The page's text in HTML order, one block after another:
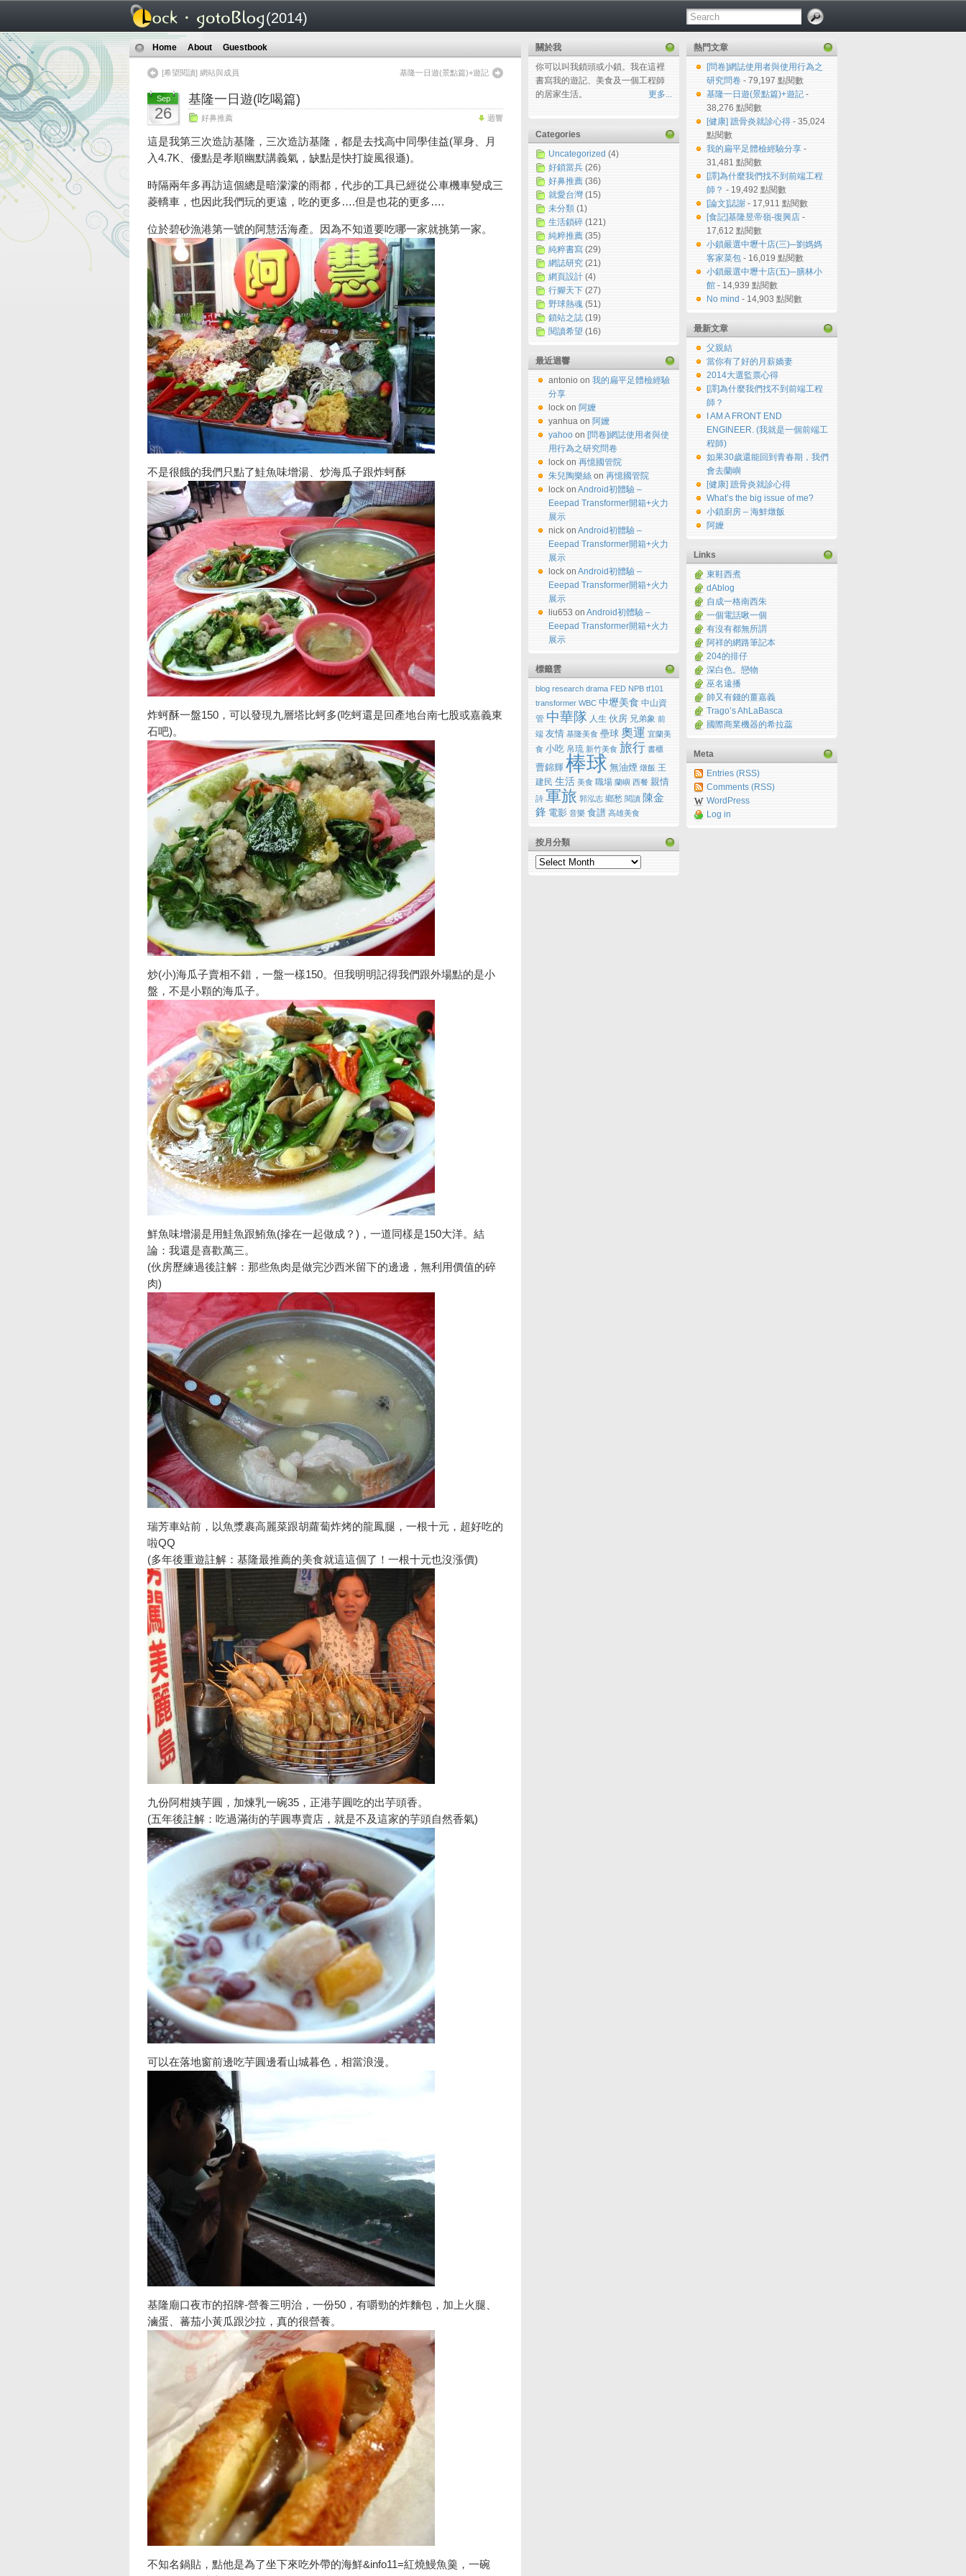
(2014)
Home About Guestbook
[希望閱讀] 網站與成員 基隆一日遊(景點篇)+遊記
Sep
26
基隆一日遊(吃喝篇)
好鼻推薦 迴響
這是我第三次造訪基隆，三次造訪基隆，都是去找高中同學佳益(單身、月
入4.7K、優點是孝順幽默講義氣，缺點是快打旋風很遜)。
時隔兩年多再訪這個總是暗濛濛的雨都，代步的工具已經從公車機車變成三
菱轎車，也因此我們玩的更遠，吃的更多….但是也花的更多….
位於碧砂漁港第一號的阿慧活海產。因為不知道要吃哪一家就挑第一家。
不是很餓的我們只點了鮭魚味增湯、炒海瓜子跟炸蚵酥
炸蚵酥一盤150，可以發現九層塔比蚵多(吃蚵還是回產地台南七股或嘉義東
石吧)。
炒(小)海瓜子賣相不錯，一盤一樣150。但我明明記得我們跟外場點的是小
盤，不是小顆的海瓜子。
鮮魚味增湯是用鮭魚跟鮪魚(摻在一起做成？)，一道同樣是150大洋。結
論：我還是喜歡萬三。
(伙房歷練過後註解：那些魚肉是做完沙西米留下的邊邊，無利用價值的碎
肉)
瑞芳車站前，以魚漿裹高麗菜跟胡蘿蔔炸烤的龍鳳腿，一根十元，超好吃的
啦QQ
(多年後重遊註解：基隆最推薦的美食就這這個了！一根十元也沒漲價)
九份阿柑姨芋圓，加煉乳一碗35，正港芋圓吃的出芋頭香。
(五年後註解：吃過滿街的芋圓專賣店，就是不及這家的芋頭自然香氣)
可以在落地窗前邊吃芋圓邊看山城暮色，相當浪漫。
基隆廟口夜市的招牌-營養三明治，一份50，有嚼勁的炸麵包，加上火腿、
滷蛋、蕃茄小黃瓜跟沙拉，真的很營養。
不知名鍋貼，點他是為了坐下來吃外帶的海鮮&info11=紅燒鰻魚羹，一碗
熱門文章
[問卷]網誌使用者與使用行為之
研究問卷 - 79,197 點閱數
基隆一日遊(景點篇)+遊記 -
38,276 點閱數
[健康] 蹠骨炎就診心得 - 35,024
點閱數
我的扁平足體檢經驗分享 -
31,481 點閱數
[譯]為什麼我們找不到前端工程
師？ - 19,492 點閱數
[論文]誌謝 - 17,911 點閱數
[食記]基隆昱帝嶺-復興店 -
17,612 點閱數
小鎖嚴選中壢十店(三)─劉媽媽
客家菜包 - 16,019 點閱數
小鎖嚴選中壢十店(五)─膳林小
館 - 14,939 點閱數
No mind - 14,903 點閱數
最新文章
父親結
當你有了好的月薪嬌妻
2014大選監票心得
[譯]為什麼我們找不到前端工程
師？
I AM A FRONT END
ENGINEER. (我就是一個前端工
程師)
如果30歲還能回到青春期，我們
會去蘭嶼
[健康] 蹠骨炎就診心得
What’s the big issue of me?
小鎖廚房 – 海鮮燉飯
阿嬤
Links
東鞋西煮
dAblog
自成一格南西朱
一個電話啾一個
有沒有都無所謂
阿祥的網路筆記本
204的排仔
深白色。戀物
巫名遠播
帥又有錢的薑嘉義
Trago’s AhLaBasca
國際商業機器的希拉蕊
Meta
Entries (RSS)
Comments (RSS)
WordPress
Log in
關於我
你可以叫我鎖頭或小鎖。我在這裡
書寫我的遊記、美食及一個工程師
的居家生活。
更多...
Categories
Uncategorized (4)
好鎖當兵(26)
好鼻推薦(36)
就愛台灣(15)
未分類(1)
生活鎖碎(121)
純粹推薦(35)
純粹書寫(29)
網誌研究(21)
網頁設計(4)
行腳天下(27)
野球熱魂(51)
鎖站之誌(19)
閱讀希望 (16)
最近迴響
antonio on 我的扁平足體檢經驗
分享
lock on 阿嬤
yanhua on 阿嬤
yahooon [問卷]網誌使用者與使
用行為之研究問卷
lock on 再憶國管院
朱兒陶樂絲on 再憶國管院
lock on Android初體驗 –
Eeepad Transformer開箱+火力
展示
nick on Android初體驗 –
Eeepad Transformer開箱+火力
展示
lock on Android初體驗 –
Eeepad Transformer開箱+火力
展示
liu653 on Android初體驗 –
Eeepad Transformer開箱+火力
展示
標籤雲
blog research drama FED NPB tf101
transformer WBC 中壢美食 中山資
管 中華隊 人生 伙房 兄弟象 前
端 友情 基隆美食 壘球 奧運 宜蘭美
食 小吃 帛琉 新竹美食 旅行 書櫃
曹錦輝 棒球 無油煙 燉飯 王
建民 生活 美食 職場 蘭嶼 西餐 親情
詩 軍旅 郭泓志 鄉愁 閱讀 陳金
鋒 電影 音樂 食譜 高雄美食
按月分類